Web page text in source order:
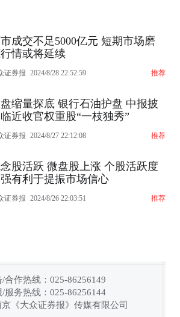
成交不足5000亿元 短期市场磨
情或将延续
证券报 2024/8/28 22:52:59 推荐
量探底 银行石油护盘 中报披
近收官权重股“一枝独秀”
证券报 2024/8/27 22:12:08 推荐
股活跃 微盘股上涨 个股活跃度
有利于提振市场信心
证券报 2024/8/26 22:03:51 推荐
/合作热线：025-86256149
/服务热线：025-86256144
《大众证券报》传媒有限公司
链接复制成功！